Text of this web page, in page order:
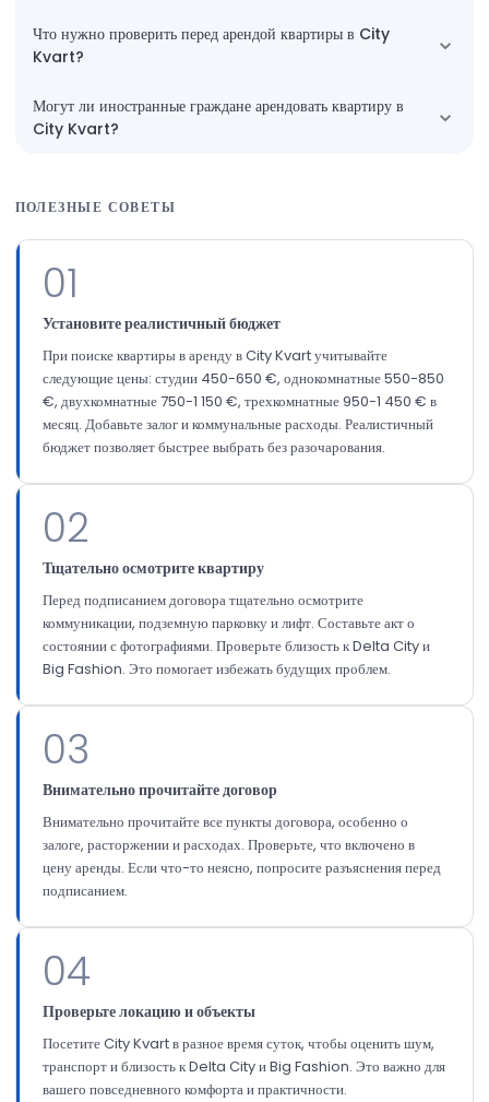
Что нужно проверить перед арендой квартиры в City
Kvart?
Могут ли иностранные граждане арендовать квартиру в
City Kvart?
ПОЛЕЗНЫЕ СОВЕТЫ
01
Установите реалистичный бюджет
При поиске квартиры в аренду в City Kvart учитывайте
следующие цены: студии 450-650 €, однокомнатные 550-850
€, двухкомнатные 750-1 150 €, трехкомнатные 950-1 450 € в
месяц. Добавьте залог и коммунальные расходы. Реалистичный
бюджет позволяет быстрее выбрать без разочарования.
02
Тщательно осмотрите квартиру
Перед подписанием договора тщательно осмотрите
коммуникации, подземную парковку и лифт. Составьте акт о
состоянии с фотографиями. Проверьте близость к Delta City и
Big Fashion. Это помогает избежать будущих проблем.
03
Внимательно прочитайте договор
Внимательно прочитайте все пункты договора, особенно о
залоге, расторжении и расходах. Проверьте, что включено в
цену аренды. Если что-то неясно, попросите разъяснения перед
подписанием.
04
Проверьте локацию и объекты
Посетите City Kvart в разное время суток, чтобы оценить шум,
транспорт и близость к Delta City и Big Fashion. Это важно для
вашего повседневного комфорта и практичности.